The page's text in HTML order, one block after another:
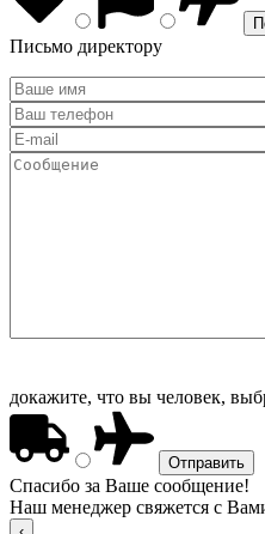
Письмо директору
докажите, что вы человек,
Спасибо за Ваше сообщение!
Наш менеджер свяжется с